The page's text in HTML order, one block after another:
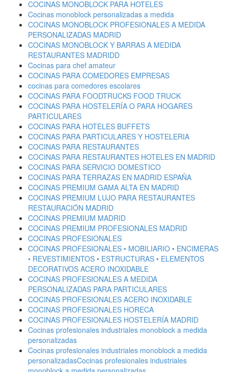
COCINAS MONOBLOCK PARA HOTELES
Cocinas monoblock personalizadas a medida
COCINAS MONOBLOCK PROFESIONALES A MEDIDA
PERSONALIZADAS MADRID
COCINAS MONOBLOCK Y BARRAS A MEDIDA
RESTAURANTES MADRIDD
Cocinas para chef amateur
COCINAS PARA COMEDORES EMPRESAS
cocinas para comedores escolares
COCINAS PARA FOODTRUCKS FOOD TRUCK
COCINAS PARA HOSTELERÍA O PARA HOGARES
PARTICULARES
COCINAS PARA HOTELES BUFFETS
COCINAS PARA PARTICULARES Y HOSTELERIA
COCINAS PARA RESTAURANTES
COCINAS PARA RESTAURANTES HOTELES EN MADRID
COCINAS PARA SERVICIO DOMESTICO
COCINAS PARA TERRAZAS EN MADRID ESPAÑA
COCINAS PREMIUM GAMA ALTA EN MADRID
COCINAS PREMIUM LUJO PARA RESTAURANTES
RESTAURACIÓN MADRID
COCINAS PREMIUM MADRID
COCINAS PREMIUM PROFESIONALES MADRID
COCINAS PROFESIONALES
COCINAS PROFESIONALES • MOBILIARIO • ENCIMERAS
• REVESTIMIENTOS • ESTRUCTURAS • ELEMENTOS
DECORATIVOS ACERO INOXIDABLE
COCINAS PROFESIONALES A MEDIDA
PERSONALIZADAS PARA PARTICULARES
COCINAS PROFESIONALES ACERO INOXIDABLE
COCINAS PROFESIONALES HORECA
COCINAS PROFESIONALES HOSTELERÍA MADRID
Cocinas profesionales industriales monoblock a medida
personalizadas
Cocinas profesionales industriales monoblock a medida
personalizadasCocinas profesionales industriales